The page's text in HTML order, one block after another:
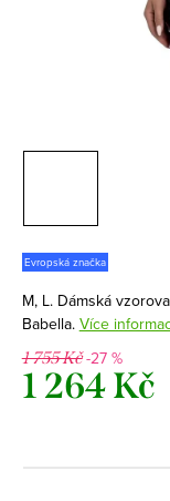
Evropská značka
M, L. Dámská
Babella. Více
1 755 Kč-27 %
1 264 Kč